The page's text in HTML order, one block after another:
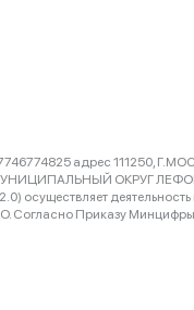
адрес 111250,
МУНИЦИПАЛЬНЫЙ ОКРУГ
деятельность
Приказу Минцифры